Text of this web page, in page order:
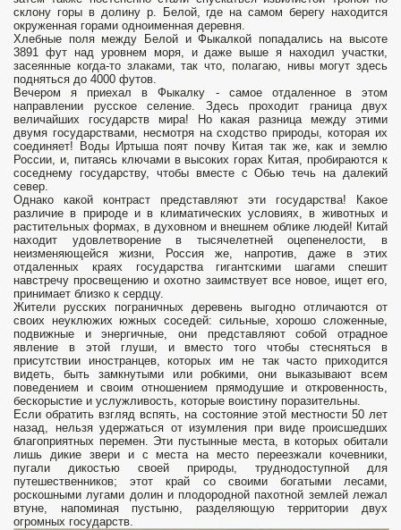
склону горы в долину р. Белой, где на самом берегу находится
окруженная горами одноименная деревня.
Хлебные поля между Белой и Фыкалкой попадались на высоте
3891 фут над уровнем моря, и даже выше я находил участки,
засеянные когда-то злаками, так что, полагаю, нивы могут здесь
подняться до 4000 футов.
Вечером я приехал в Фыкалку - самое отдаленное в этом
направлении русское селение. Здесь проходит граница двух
величайших государств мира! Но какая разница между этими
двумя государствами, несмотря на сходство природы, которая их
соединяет! Воды Иртыша поят почву Китая так же, как и землю
России, и, питаясь ключами в высоких горах Китая, пробираются к
соседнему государству, чтобы вместе с Обью течь на далекий
север.
Однако какой контраст представляют эти государства! Какое
различие в природе и в климатических условиях, в животных и
растительных формах, в духовном и внешнем облике людей! Китай
находит удовлетворение в тысячелетней оцепенелости, в
неизменяющейся жизни, Россия же, напротив, даже в этих
отдаленных краях государства гигантскими шагами спешит
навстречу просвещению и охотно заимствует все новое, ищет его,
принимает близко к сердцу.
Жители русских пограничных деревень выгодно отличаются от
своих неуклюжих южных соседей: сильные, хорошо сложенные,
подвижные и энергичные, они представляют собой отрадное
явление в этой глуши, и вместо того чтобы стесняться в
присутствии иностранцев, которых им не так часто приходится
видеть, быть замкнутыми или робкими, они выказывают всем
поведением и своим отношением прямодушие и откровенность,
бескорыстие и услужливость, которые воистину поразительны.
Если обратить взгляд вспять, на состояние этой местности 50 лет
назад, нельзя удержаться от изумления при виде происшедших
благоприятных перемен. Эти пустынные места, в которых обитали
лишь дикие звери и с места на место переезжали кочевники,
пугали дикостью своей природы, труднодоступной для
путешественников; этот край со своими богатыми лесами,
роскошными лугами долин и плодородной пахотной землей лежал
втуне, напоминая пустыню, разделяющую территории двух
огромных государств.